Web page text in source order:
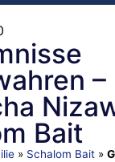
–
Bait
» Schalom Bait »